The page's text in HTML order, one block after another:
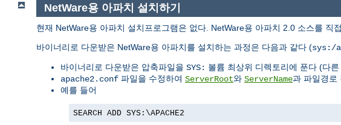
NetWare용 아파치 설치하기
현재 NetWare용 아파치 설치프로그램은 없다. NetWare용 아파치 2.0 소스를 직
바이너리로 다운받은 NetWare용 아파치를 설치하는 과정은 다음과 같다 (sys:/
바이너리로 다운받은 압축파일을 SYS: 볼륨 최상위 디렉토리에 푼다 (다
apache2.conf 파일을 수정하여 ServerRoot와 ServerName과 파일경로
예를 들어
SEARCH ADD SYS:\APACHE2